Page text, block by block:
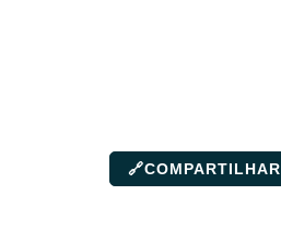
🔗COMPARTILHAR